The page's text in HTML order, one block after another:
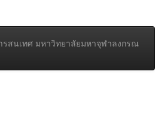
สนเทศ มหาวิทยาลัยมหาจุฬาลงกรณ